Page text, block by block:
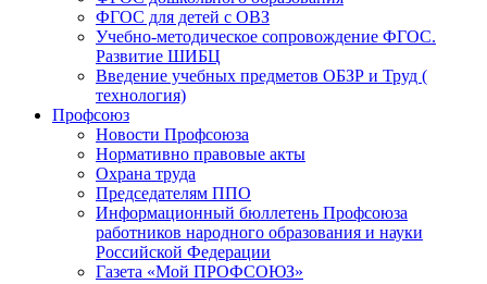
ФГОС для детей с ОВЗ
Учебно-методическое сопровождение ФГОС.
Развитие ШИБЦ
Введение учебных предметов ОБЗР и Труд (
технология)
Профсоюз
Новости Профсоюза
Нормативно правовые акты
Охрана труда
Председателям ППО
Информационный бюллетень Профсоюза
работников народного образования и науки
Российской Федерации
Газета «Мой ПРОФСОЮЗ»